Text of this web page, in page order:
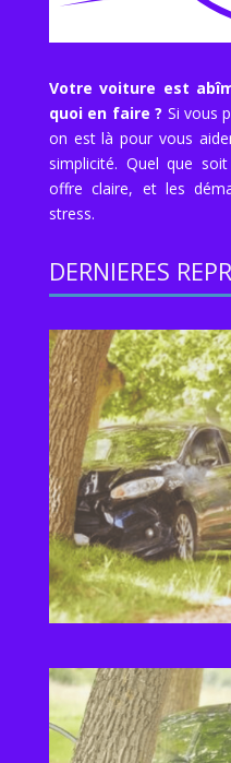
Votre voiture est
quoi en faire ? Si vous
on est là pour vous
simplicité. Quel que
offre claire, et les
stress.
DERNIERES